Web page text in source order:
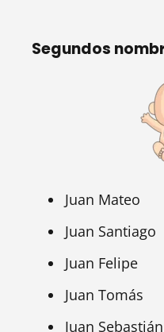
Segundos
Juan Mateo
Juan Santiago
Juan Felipe
Juan Tomás
Juan Sebastián